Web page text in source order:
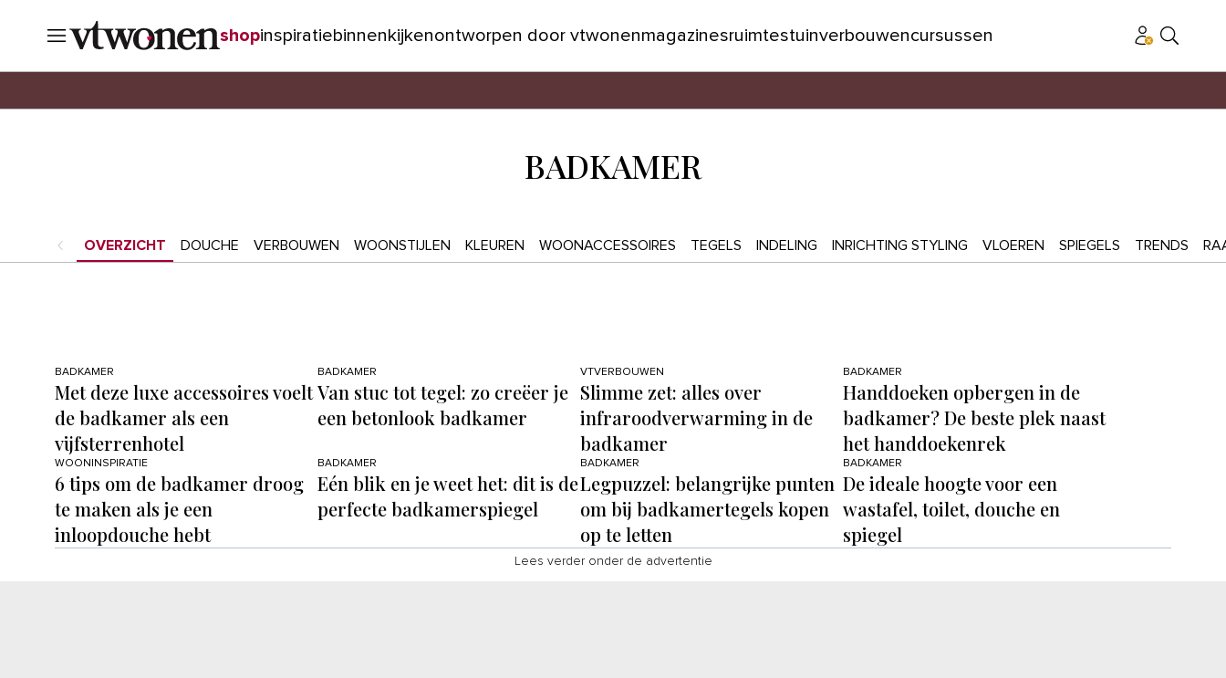
shopinspiratiebinnenkijkenontworpen door vtwonenmagazinesruimtestuinverbouwencursussen
BADKAMER
OVERZICHT DOUCHE VERBOUWEN WOONSTIJLEN KLEUREN WOONACCESSOIRES TEGELS INDELING INRICHTING STYLING VLOEREN SPIEGELS TRENDS
BADKAMER
Met deze luxe accessoires voelt
de badkamer als een
vijfsterrenhotel
BADKAMER
Van stuc tot tegel: zo creëer je
een betonlook badkamer
VTVERBOUWEN
Slimme zet: alles over
infraroodverwarming in de
badkamer
BADKAMER
Handdoeken opbergen in de
badkamer? De beste plek naast
het handdoekenrek
WOONINSPIRATIE
6 tips om de badkamer droog
te maken als je een
inloopdouche hebt
BADKAMER
Eén blik en je weet het: dit is de
perfecte badkamerspiegel
BADKAMER
Legpuzzel: belangrijke punten
om bij badkamertegels kopen
op te letten
BADKAMER
De ideale hoogte voor een
wastafel, toilet, douche en
spiegel
Lees verder onder de advertentie